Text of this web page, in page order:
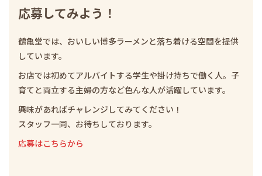
応募してみよう！
鶴亀堂では、おいしい博多ラーメンと落ち着ける空間を提供
しています。
お店では初めてアルバイトする学生や掛け持ちで働く人。子
育てと両立する主婦の方など色んな人が活躍しています。
興味があればチャレンジしてみてください！
スタッフ一同、お待ちしております。
応募はこちらから